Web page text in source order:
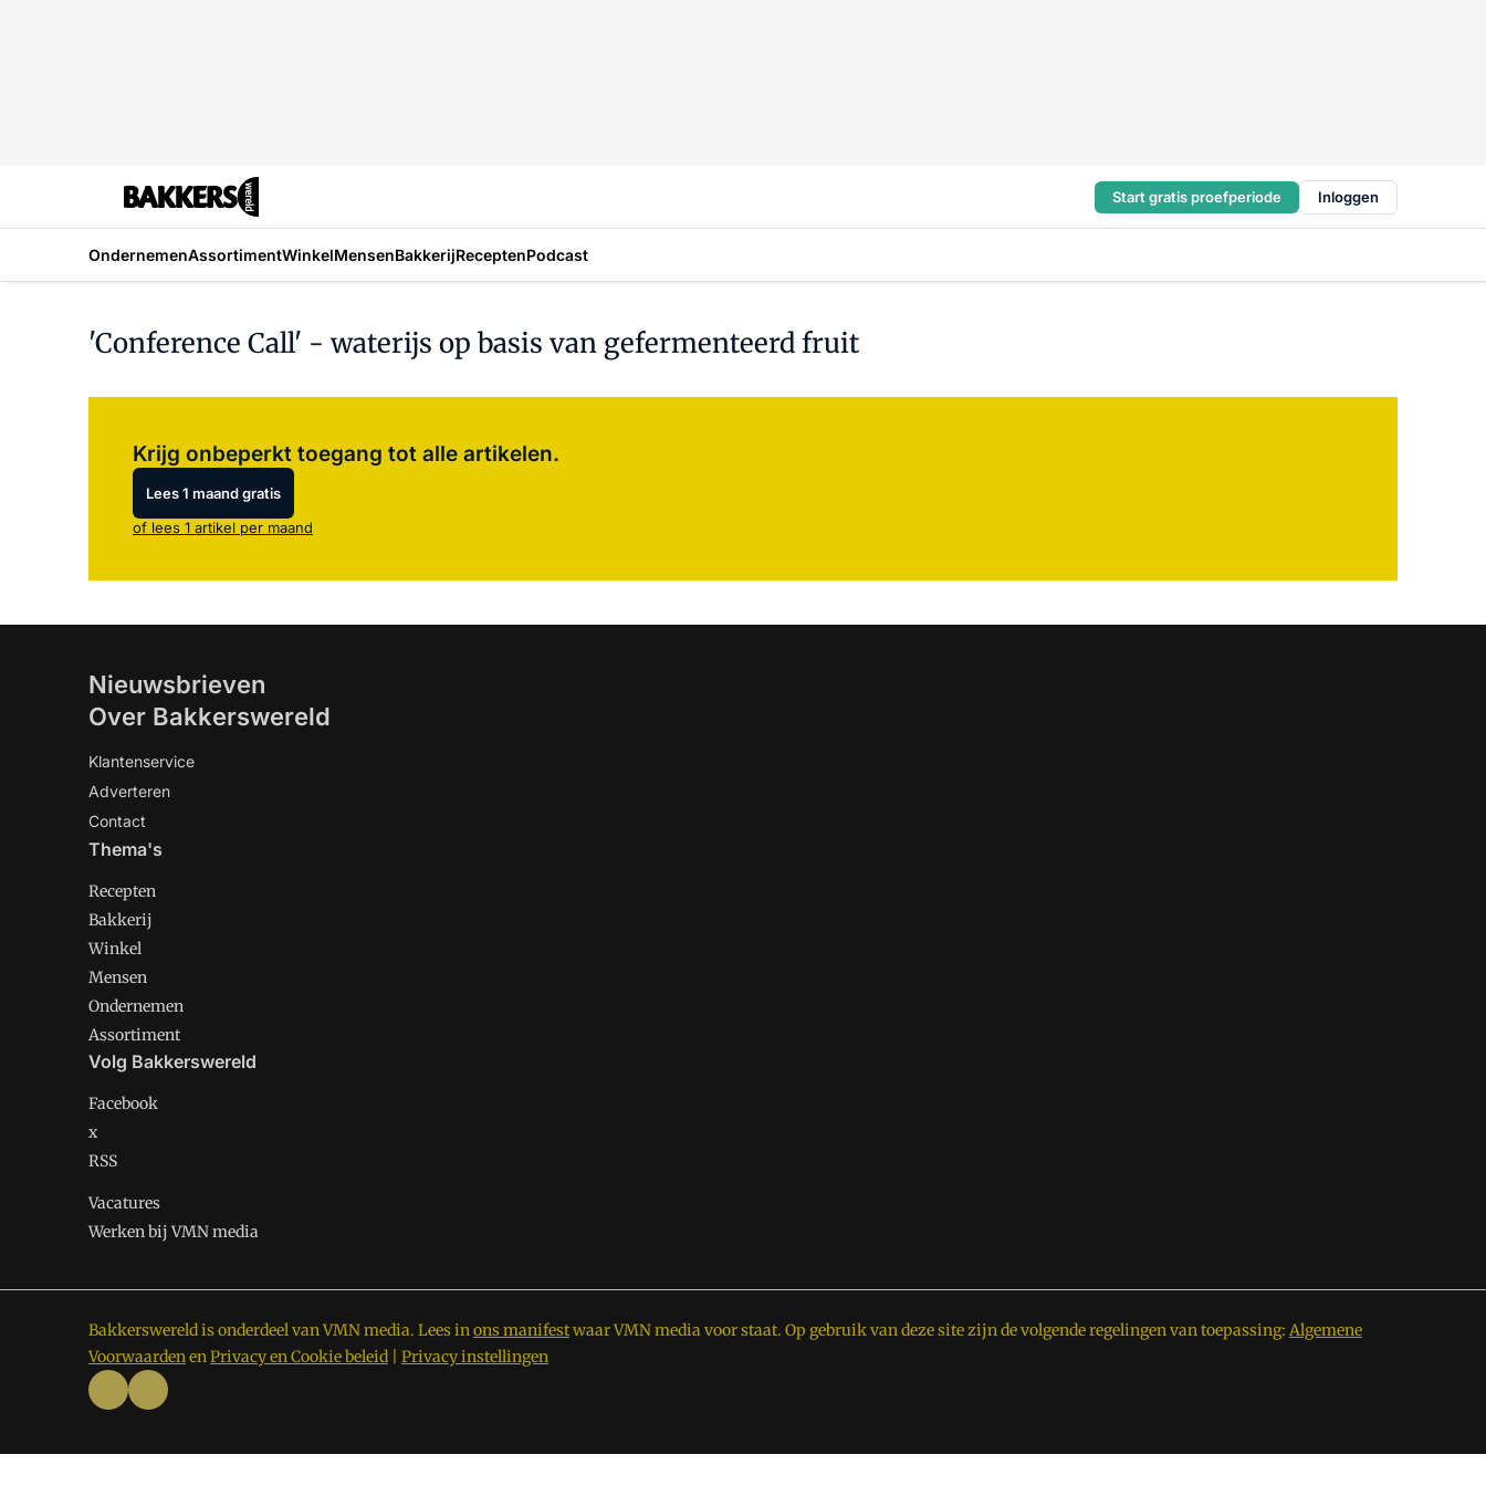
Start gratis proefperiode Inloggen
OndernemenAssortimentWinkelMensenBakkerijReceptenPodcast
'Conference Call' - waterijs op basis van gefermenteerd fruit
Krijg onbeperkt toegang tot alle artikelen.
Lees 1 maand gratis
of lees 1 artikel per maand
Nieuwsbrieven
Over Bakkerswereld
Klantenservice
Adverteren
Contact
Thema's
Recepten
Bakkerij
Winkel
Mensen
Ondernemen
Assortiment
Volg Bakkerswereld
Facebook
x
RSS
Vacatures
Werken bij VMN media
Bakkerswereld is onderdeel van VMN media. Lees inons manifestwaar VMN media voor staat. Op gebruik van deze site zijn de volgende regelingen van toepassing: Algemene
VoorwaardenenPrivacy en Cookie beleid Privacy instellingen